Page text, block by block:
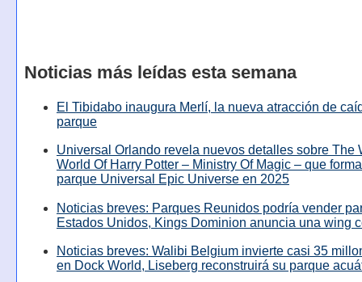
Noticias más leídas esta semana
El Tibidabo inaugura Merlí, la nueva atracción de
parque
Universal Orlando revela nuevos detalles sobre The
World Of Harry Potter – Ministry Of Magic – que
parque Universal Epic Universe en 2025
Noticias breves: Parques Reunidos podría vender
Estados Unidos, Kings Dominion anuncia una wing
Noticias breves: Walibi Belgium invierte casi 35
en Dock World, Liseberg reconstruirá su parque